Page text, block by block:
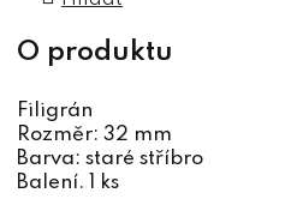
Filigrán
Rozměr: 32 mm
Barva: staré stříbro
Balení. 1 ks